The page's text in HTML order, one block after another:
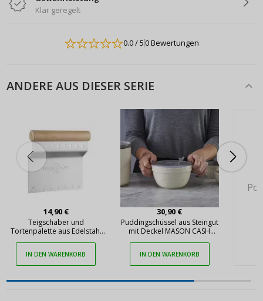
Klar geregelt
0.0/ 50 Bewertungen
ANDERE AUS DIESER SERIE
14,90 €
Teigschaber und
Tortenpalette aus Edelstahl
IN DEN WARENKORB
30,90 €
Puddingschüssel aus Steingut
mit Deckel MASON CASH
IN DEN WARENKORB